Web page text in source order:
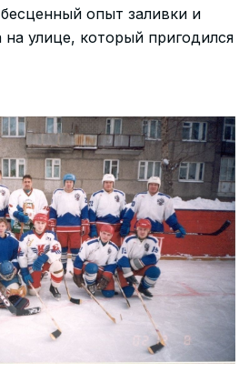
опыт заливки и
улице, который пригодился